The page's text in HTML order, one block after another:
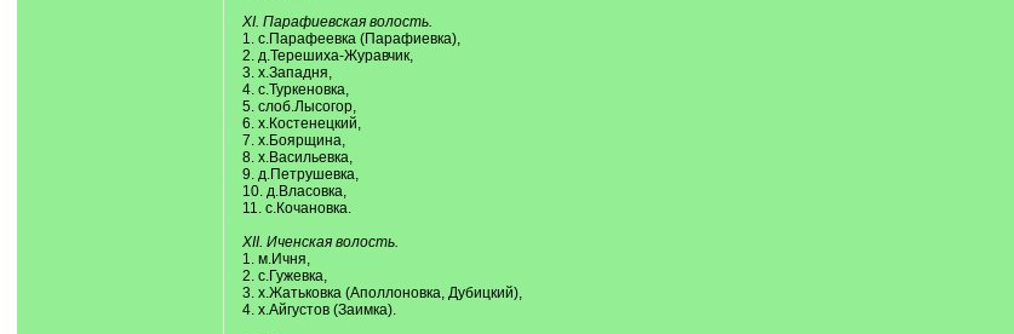
XI. Парафиевская волость.
1. с.Парафеевка (Парафиевка),
2. д.Терешиха-Журавчик,
3. х.Западня,
4. с.Туркеновка,
5. слоб.Лысогор,
6. х.Костенецкий,
7. х.Боярщина,
8. х.Васильевка,
9. д.Петрушевка,
10. д.Власовка,
11. с.Кочановка.
XII. Иченская волость.
1. м.Ичня,
2. с.Гужевка,
3. х.Жатьковка (Аполлоновка, Дубицкий),
4. х.Айгустов (Заимка).